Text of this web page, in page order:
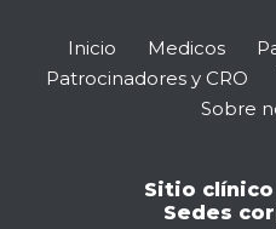
Inicio Medicos
Patrocinadores y CRO
Sobre
Sitio clínico
Sedes